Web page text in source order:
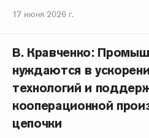
17 июня 2026 г.
В. Кравченко:
нуждаются в
технологий и
кооперационной
цепочки